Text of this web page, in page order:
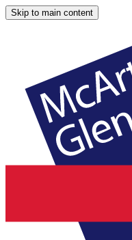
Skip to main content